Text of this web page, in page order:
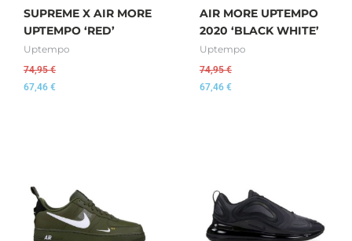
SUPREME X AIR MORE
UPTEMPO ‘RED’
Uptempo
74,95€
67,46 €
AIR MORE UPTEMPO
2020 ‘BLACK WHITE’
Uptempo
74,95€
67,46 €